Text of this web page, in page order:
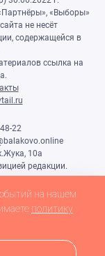
«Выборы»
не несёт
содержащейся в
ссылка на
22
10а
редакции.
18+
на нашем
политику